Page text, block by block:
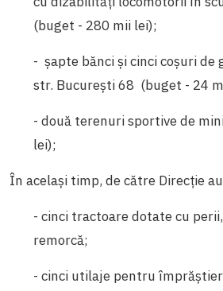
(buget - 280 mii lei);
- șapte bănci și cinci coșuri de
str. București 68 (buget - 24
- două terenuri sportive de
lei);
În același timp, de către Direcție
- cinci tractoare dotate cu
remorcă;
- cinci utilaje pentru